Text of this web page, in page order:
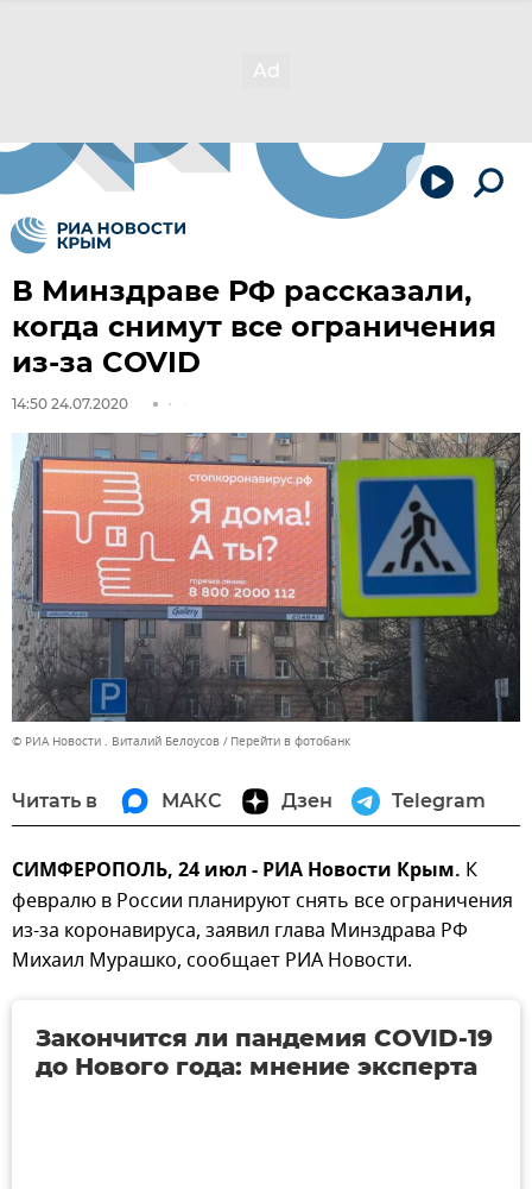
В Минздраве РФ рассказали,
когда снимут все ограничения
из-за COVID
14:50 24.07.2020
© РИА Новости . Виталий Белоусов Перейти в фотобанк
Читать в МАКС Дзен Telegram
СИМФЕРОПОЛЬ, 24 июл - РИА Новости Крым. К
февралю в России планируют снять все ограничения
из-за коронавируса, заявил глава Минздрава РФ
Михаил Мурашко, сообщает РИА Новости.
Закончится ли пандемия COVID-19
до Нового года: мнение эксперта